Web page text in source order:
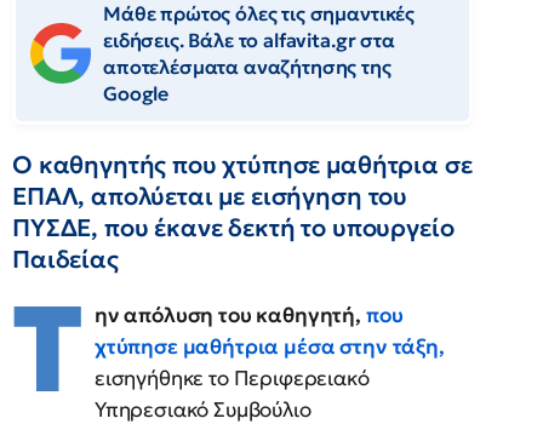
Μάθε πρώτος όλες τις σημαντικές
ειδήσεις. Βάλε το alfavita.gr στα
αποτελέσματα αναζήτησης της
Google
Ο καθηγητής που χτύπησε μαθήτρια σε
ΕΠΑΛ, απολύεται με εισήγηση του
ΠΥΣΔΕ, που έκανε δεκτή το υπουργείο
Παιδείας
Τ ην απόλυση του καθηγητή, που
χτύπησε μαθήτρια μέσα στην τάξη,
εισηγήθηκε το Περιφερειακό
Υπηρεσιακό Συμβούλιο